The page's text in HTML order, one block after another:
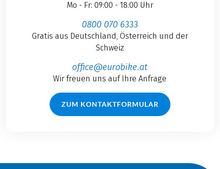
Mo - Fr: 09:00 - 18:00 Uhr
0800 070 6333
Gratis aus Deutschland, Österreich und der
Schweiz
office@eurobike.at
Wir freuen uns auf Ihre Anfrage
ZUM KONTAKTFORMULAR